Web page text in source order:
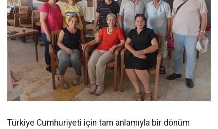
Türkiye Cumhuriyeti için tam anlamıyla bir dönüm